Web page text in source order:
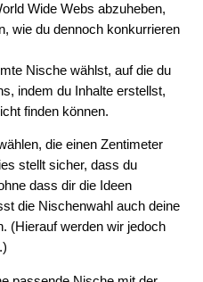
Wide Webs abzuheben,
wie du dennoch konkurrieren
Nische wählst, auf die du
indem du Inhalte erstellst,
finden können.
die einen Zentimeter
stellt sicher, dass du
dass dir die Ideen
die Nischenwahl auch deine
(Hierauf werden wir jedoch